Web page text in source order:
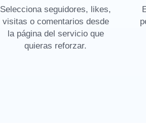
Selecciona seguidores, likes,
visitas o comentarios desde
la página del servicio que
quieras reforzar.